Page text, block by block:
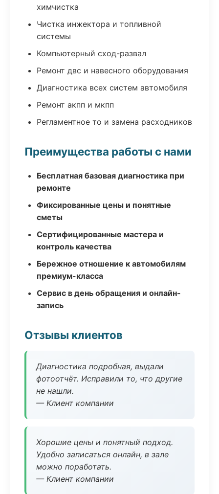
химчистка
Чистка инжектора и топливной
системы
Компьютерный сход-развал
Ремонт двс и навесного оборудования
Диагностика всех систем автомобиля
Ремонт акпп и мкпп
Регламентное то и замена расходников
Преимущества работы с нами
Бесплатная базовая диагностика при
ремонте
Фиксированные цены и понятные
сметы
Сертифицированные мастера и
контроль качества
Бережное отношение к автомобилям
премиум-класса
Сервис в день обращения и онлайн-
запись
Отзывы клиентов
Диагностика подробная, выдали
фотоотчёт. Исправили то, что другие
не нашли.
— Клиент компании
Хорошие цены и понятный подход.
Удобно записаться онлайн, в зале
можно поработать.
— Клиент компании